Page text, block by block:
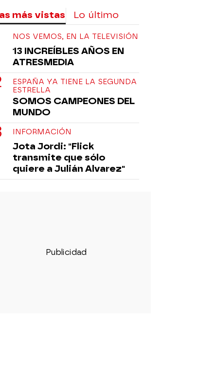
más vistas Lo último
NOS VEMOS, EN LA TELEVISIÓN
13 INCREÍBLES AÑOS EN
ATRESMEDIA
ESPAÑA YA TIENE LA SEGUNDA
ESTRELLA
SOMOS CAMPEONES DEL
MUNDO
INFORMACIÓN
Jota Jordi: "Flick
transmite que sólo
quiere a Julián Alvarez"